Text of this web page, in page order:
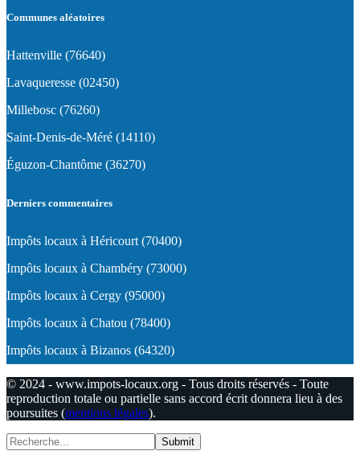
Communes aléatoires
Hattenville (76640)
Lavaqueresse (02450)
Millebosc (76260)
Saint-Denis-de-Méré (14110)
Éguzon-Chantôme (36270)
Derniers commentaires
Impôts locaux à Héricourt (70400)
Impôts locaux à Chambéry (73000)
Impôts locaux à Cergy (95000)
Impôts locaux à Chatou (78400)
Impôts locaux à Bizanos (64320)
© 2024 - www.impots-locaux.org - Tous droits réservés - Toute
reproduction totale ou partielle sans accord écrit donnera lieu à des
poursuites (mentions légales).
Submit